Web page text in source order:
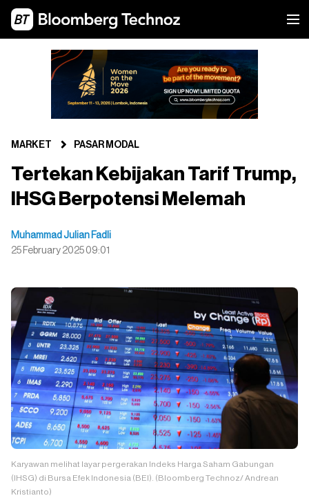
MARKET PASAR MODAL
Tertekan Kebijakan Tarif Trump,
IHSG Berpotensi Melemah
Muhammad Julian Fadli
25 February 2025 09:01
Karyawan melihat layar pergerakan Indeks Harga Saham Gabungan
(IHSG) di Bursa Efek Indonesia (BEI). (Bloomberg Technoz/ Andrean
Kristianto)